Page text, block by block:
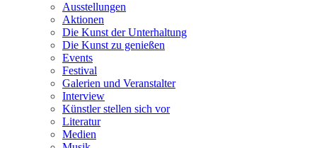
Ausstellungen
Aktionen
Die Kunst der Unterhaltung
Die Kunst zu genießen
Events
Festival
Galerien und Veranstalter
Interview
Künstler stellen sich vor
Literatur
Medien